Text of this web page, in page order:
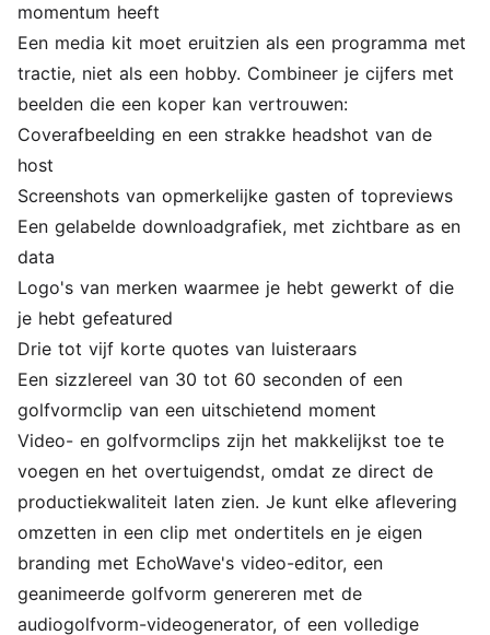
momentum heeft
Een media kit moet eruitzien als een programma met
tractie, niet als een hobby. Combineer je cijfers met
beelden die een koper kan vertrouwen:
Coverafbeelding en een strakke headshot van de
host
Screenshots van opmerkelijke gasten of topreviews
Een gelabelde downloadgrafiek, met zichtbare as en
data
Logo's van merken waarmee je hebt gewerkt of die
je hebt gefeatured
Drie tot vijf korte quotes van luisteraars
Een sizzlereel van 30 tot 60 seconden of een
golfvormclip van een uitschietend moment
Video- en golfvormclips zijn het makkelijkst toe te
voegen en het overtuigendst, omdat ze direct de
productiekwaliteit laten zien. Je kunt elke aflevering
omzetten in een clip met ondertitels en je eigen
branding met EchoWave's video-editor, een
geanimeerde golfvorm genereren met de
audiogolfvorm-videogenerator, of een volledige